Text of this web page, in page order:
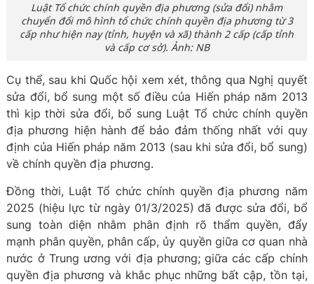
Luật Tổ chức chính quyền địa phương (sửa đổi) nhằm
chuyển đổi mô hình tổ chức chính quyền địa phương từ 3
cấp như hiện nay (tỉnh, huyện và xã) thành 2 cấp (cấp tỉnh
và cấp cơ sở). Ảnh: NB
Cụ thể, sau khi Quốc hội xem xét, thông qua Nghị quyết
sửa đổi, bổ sung một số điều của Hiến pháp năm 2013
thì kịp thời sửa đổi, bổ sung Luật Tổ chức chính quyền
địa phương hiện hành để bảo đảm thống nhất với quy
định của Hiến pháp năm 2013 (sau khi sửa đổi, bổ sung)
về chính quyền địa phương.
Đồng thời, Luật Tổ chức chính quyền địa phương năm
2025 (hiệu lực từ ngày 01/3/2025) đã được sửa đổi, bổ
sung toàn diện nhằm phân định rõ thẩm quyền, đẩy
mạnh phân quyền, phân cấp, ủy quyền giữa cơ quan nhà
nước ở Trung ương với địa phương; giữa các cấp chính
quyền địa phương và khắc phục những bất cập, tồn tại,